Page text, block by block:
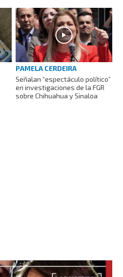
PAMELA CERDEIRA
Señalan “espectáculo político”
en investigaciones de la FGR
sobre Chihuahua y Sinaloa